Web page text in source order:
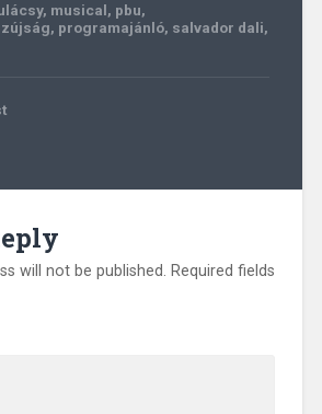
, musical, pbu,
, programajánló, salvador dali,
will not be published. Required fields